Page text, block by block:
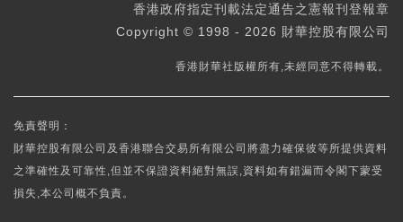
香港政府指定刊載法定通告之憲報刊登報章
Copyright © 1998 - 2026 財華控股有限公司
香港財華社版權所有,未經同意不得轉載。
免責聲明：
財華控股有限公司及香港聯合交易所有限公司將盡力確保彼等所提供資料
之準確性及可靠性,但並不保證資料絕對無誤,資料如有錯漏而令閣下蒙受
損失,本公司概不負責。